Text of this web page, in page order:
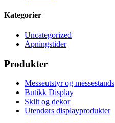
Kategorier
Uncategorized
Åpningstider
Produkter
Messeutstyr og messestands
Butikk Display
Skilt og dekor
Utendørs displayprodukter